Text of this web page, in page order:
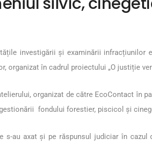
investigării și examinării
organizat în cadrul proiectului „O justiție
organizat de către EcoContact în
fondului forestier, piscicol și
s-au axat și pe răspunsul judiciar în